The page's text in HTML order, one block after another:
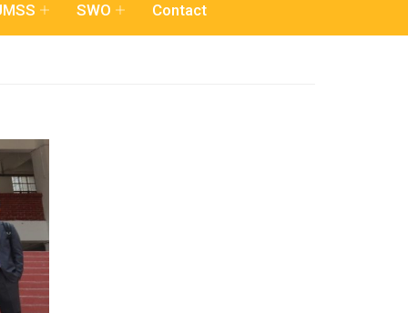
SWO Contact